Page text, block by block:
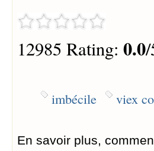
12985 Rating: 0.0/
imbécile viex
En savoir plus,